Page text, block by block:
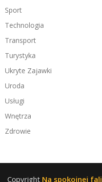
Sport
Technologia
Transport
Turystyka
Ukryte Zajawki
Uroda
Usługi
Wnętrza
Zdrowie
Copyright Na spokojnej fali